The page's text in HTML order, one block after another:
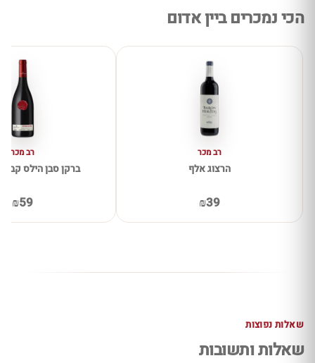
הכי נמכרים ביין אדום
רב מכר
הרצוג אלף
₪39
רב מכר
ברקן סבן הילס
₪59
שאלות נפוצות
שאלות ותשובות